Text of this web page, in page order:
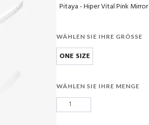
Pitaya - Hiper Vital Pink Mirror
WÄHLEN SIE IHRE GRÖSSE
ONE SIZE
WÄHLEN SIE IHRE MENGE